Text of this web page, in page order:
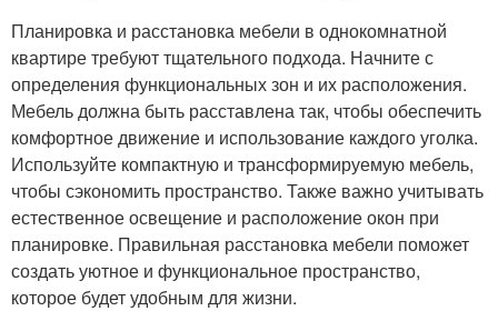
Планировка и расстановка мебели в однокомнатной
квартире требуют тщательного подхода. Начните с
определения функциональных зон и их расположения.
Мебель должна быть расставлена так, чтобы обеспечить
комфортное движение и использование каждого уголка.
Используйте компактную и трансформируемую мебель,
чтобы сэкономить пространство. Также важно учитывать
естественное освещение и расположение окон при
планировке. Правильная расстановка мебели поможет
создать уютное и функциональное пространство,
которое будет удобным для жизни.